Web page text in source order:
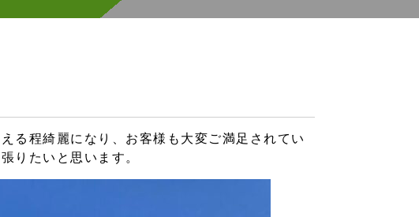
る程綺麗になり、お客様も大変ご満足されてい
りたいと思います。